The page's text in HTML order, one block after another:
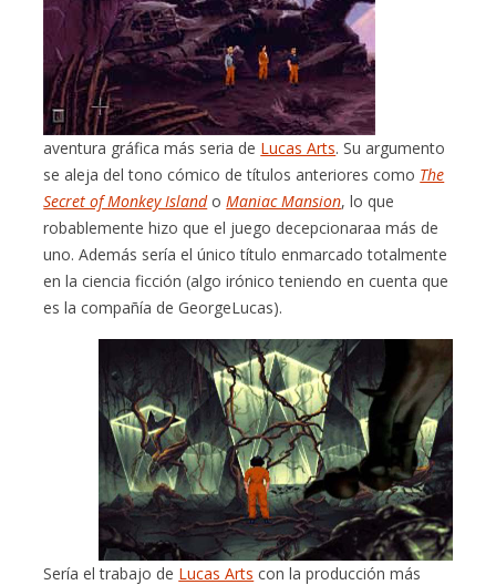
aventura gráfica más seria de Lucas Arts. Su argumento
se aleja del tono cómico de títulos anteriores como The
Secret of Monkey IslandoManiac Mansion, lo que
robablemente hizo que el juego decepcionaraa más de
uno. Además sería el único título enmarcado totalmente
en la ciencia ficción (algo irónico teniendo en cuenta que
es la compañía de GeorgeLucas).
Sería el trabajo de Lucas Arts con la producción más